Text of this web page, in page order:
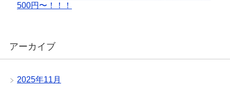
500円〜！！！
アーカイブ
2025年11月